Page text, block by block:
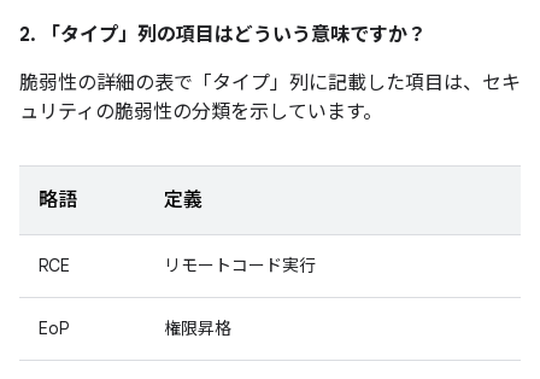
2. 「タイプ」 列の項目はどういう意味ですか？
脆弱性の詳細の表で「タイプ」 列に記載した項目は、セキ
ュリティの脆弱性の分類を示しています。
略語 定義
RCE リモートコード実行
EoP 権限昇格